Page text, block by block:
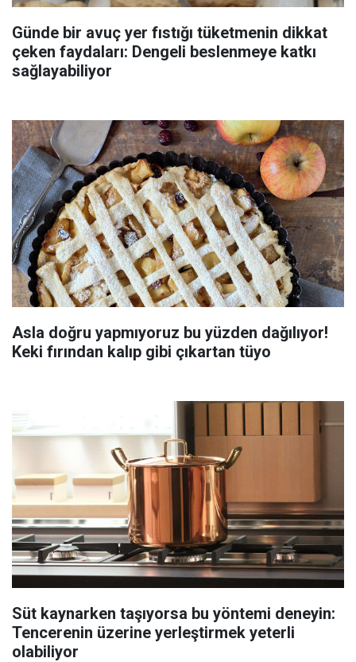
Günde bir avuç yer fıstığı tüketmenin dikkat
çeken faydaları: Dengeli beslenmeye katkı
sağlayabiliyor
Asla doğru yapmıyoruz bu yüzden dağılıyor!
Keki fırından kalıp gibi çıkartan tüyo
Süt kaynarken taşıyorsa bu yöntemi deneyin:
Tencerenin üzerine yerleştirmek yeterli
olabiliyor